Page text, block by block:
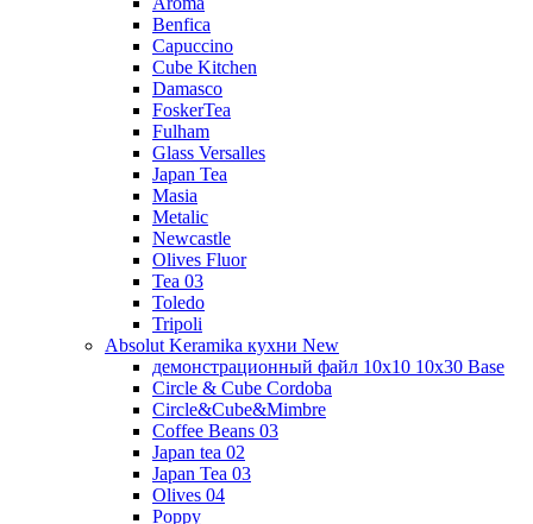
Benfica
Capuccino
Cube Kitchen
Damasco
FoskerTea
Fulham
Glass Versalles
Japan Tea
Masia
Metalic
Newcastle
Olives Fluor
Tea 03
Toledo
Tripoli
Absolut Keramika кухни New
демонстрационный файл 10x10 10x30 Base
Circle & Cube Cordoba
Circle&Cube&Mimbre
Coffee Beans 03
Japan tea 02
Japan Tea 03
Olives 04
Poppy